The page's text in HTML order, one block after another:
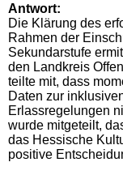
Antwort:
Die Klärung des
Rahmen der
Sekundarstufe
den Landkreis
teilte mit, dass
Daten zur
Erlassregelungen
wurde mitgeteilt,
das Hessische
positive